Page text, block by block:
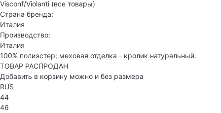
Visconf/Violanti (все товары)
Страна бренда:
Италия
Производство:
Италия
100% полиэстер; меховая отделка - кролик натуральный.
ТОВАР РАСПРОДАН
Добавить в корзину можно и без размера
RUS
44
46